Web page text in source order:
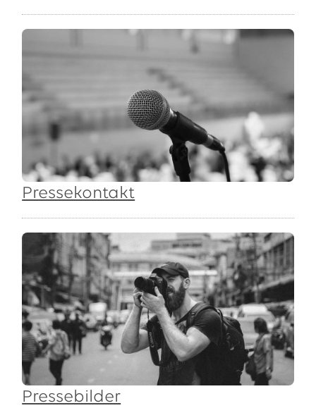
Pressekontakt
Pressebilder